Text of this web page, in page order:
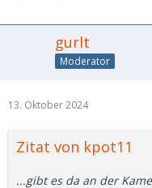
gurlt
Moderator
13. Oktober 2024
Zitat von kpot11
...gibt es da an der